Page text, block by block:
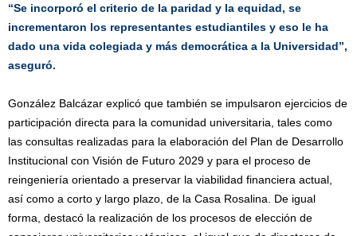
“Se incorporó el criterio de la paridad y la equidad, se
incrementaron los representantes estudiantiles y eso le ha
dado una vida colegiada y más democrática a la Universidad”,
aseguró.
González Balcázar explicó que también se impulsaron ejercicios de
participación directa para la comunidad universitaria, tales como
las consultas realizadas para la elaboración del Plan de Desarrollo
Institucional con Visión de Futuro 2029 y para el proceso de
reingeniería orientado a preservar la viabilidad financiera actual,
así como a corto y largo plazo, de la Casa Rosalina. De igual
forma, destacó la realización de los procesos de elección de